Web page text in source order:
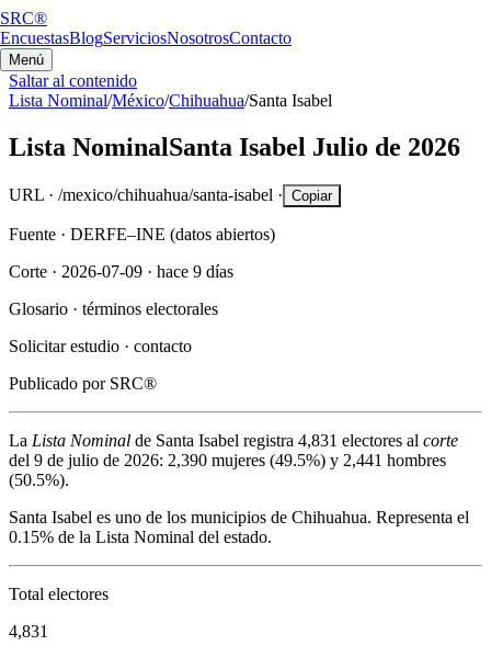
SRC®
EncuestasBlogServiciosNosotrosContacto
Menú
Saltar al contenido
Lista Nominal/México/Chihuahua/Santa Isabel
Lista NominalSanta Isabel Julio de 2026
URL · /mexico/chihuahua/santa-isabel · Copiar
Fuente · DERFE–INE (datos abiertos)
Corte · 2026-07-09 · hace 9 días
Glosario · términos electorales
Solicitar estudio · contacto
Publicado por SRC®
La Lista Nominal de Santa Isabel registra 4,831 electores al corte
del 9 de julio de 2026: 2,390 mujeres (49.5%) y 2,441 hombres
(50.5%).
Santa Isabel es uno de los municipios de Chihuahua. Representa el
0.15% de la Lista Nominal del estado.
Total electores
4,831